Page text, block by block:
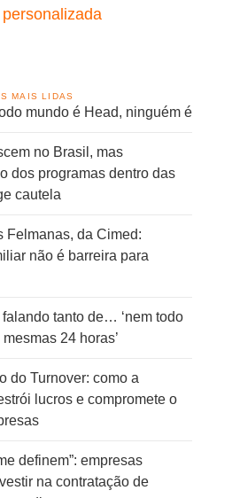
MAIS LIDAS
mundo é Head, ninguém é
no Brasil, mas
dos programas dentro das
cautela
Felmanas, da Cimed:
não é barreira para
falando tanto de… ‘nem todo
24 horas’
do Turnover: como a
lucros e compromete o
definem”: empresas
na contratação de